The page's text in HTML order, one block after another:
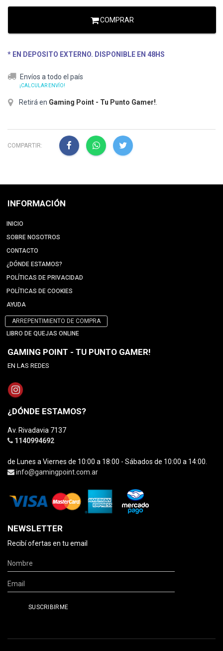
COMPRAR
* EN DEPOSITO EXTERNO. DISPONIBLE EN 48HS
Envíos a todo el país
¡CALCULAR ENVÍO!
Retirá en Gaming Point - Tu Punto Gamer!
COMPARTIR:
INFORMACIÓN
INICIO
SOBRE NOSOTROS
CONTACTO
¿DÓNDE ESTAMOS?
POLÍTICAS DE PRIVACIDAD
POLÍTICAS DE COOKIES
AYUDA
ARREPENTIMIENTO DE COMPRA
LIBRO DE QUEJAS ONLINE
GAMING POINT - TU PUNTO GAMER!
EN LAS REDES
¿DÓNDE ESTAMOS?
Av. Rivadavia 7137
1140994692
de Lunes a Viernes de 10:00 a 18:00 - Sábados de 10:00 a 14:00.
info@gamingpoint.com.ar
NEWSLETTER
Recibí ofertas en tu email